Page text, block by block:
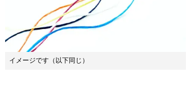
イメージです（以下同じ）